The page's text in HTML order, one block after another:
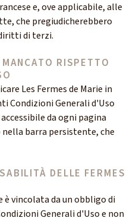
e, ove applicabile, alle
che pregiudicherebbero
di terzi.
RISPETTO
Les Fermes de Marie in
Condizioni Generali d'Uso
da ogni pagina
barra persistente, che
DELLE FERMES
è vincolata da un obbligo di
Generali d'Uso e non